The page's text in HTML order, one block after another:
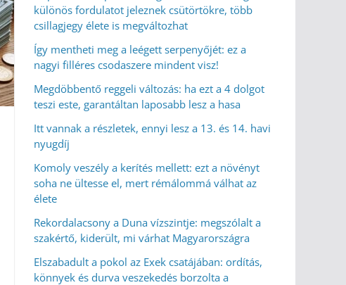
különös fordulatot jeleznek csütörtökre, több
csillagjegy élete is megváltozhat
Így mentheti meg a leégett serpenyőjét: ez a
nagyi filléres csodaszere mindent visz!
Megdöbbentő reggeli változás: ha ezt a 4 dolgot
teszi este, garantáltan laposabb lesz a hasa
Itt vannak a részletek, ennyi lesz a 13. és 14. havi
nyugdíj
Komoly veszély a kerítés mellett: ezt a növényt
soha ne ültesse el, mert rémálommá válhat az
élete
Rekordalacsony a Duna vízszintje: megszólalt a
szakértő, kiderült, mi várhat Magyarországra
Elszabadult a pokol az Exek csatájában: ordítás,
könnyek és durva veszekedés borzolta a